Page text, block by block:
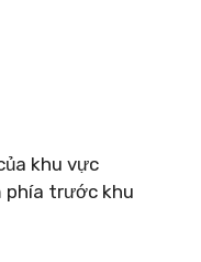
khu vực
phía trước khu